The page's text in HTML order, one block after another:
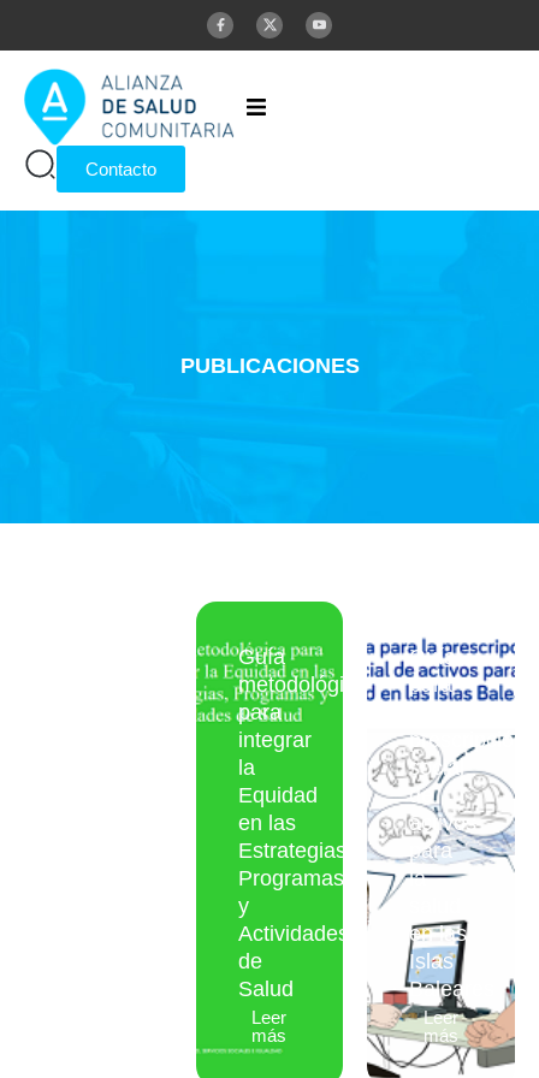
Inicio
Glosario
Contacto
PUBLICACIONES
Guía
metodológica
para
integrar
la
Equidad
en las
Estrategias,
Programas
y
Actividades
de
Salud
Leer
más
Guía
para
prescripción
social
de
activos
para
la
en las
Islas
Baleares
Leer
más